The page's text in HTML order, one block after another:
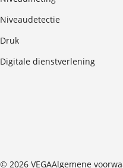
Niveaudetectie
Druk
Digitale dienstverlening
© 2026 VEGAAlgemene